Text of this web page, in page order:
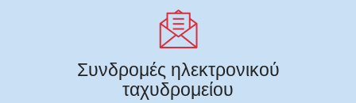
Συνδρομές ηλεκτρονικού
ταχυδρομείου